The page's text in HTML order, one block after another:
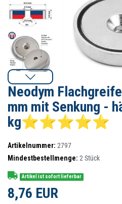
Neodym
mm mit Senkung -
kg⭐⭐⭐⭐⭐
Artikelnummer: 2797
Mindestbestellmenge: 2 Stück
Artikel ist sofort lieferbar
8,76 EUR